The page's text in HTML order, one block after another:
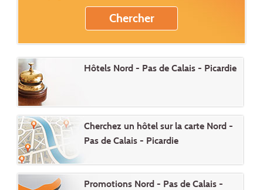
Hôtels Nord - Pas de Calais - Picardie
Cherchez un hôtel sur la carte Nord -
Pas de Calais - Picardie
Promotions Nord - Pas de Calais -